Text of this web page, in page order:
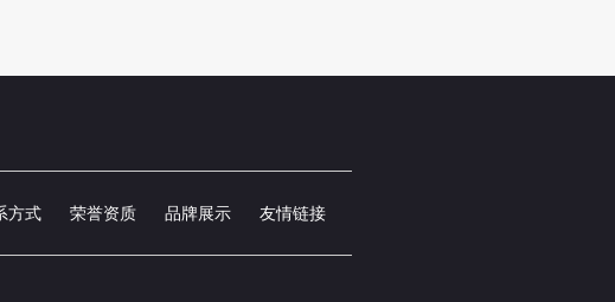
方式 荣誉资质 品牌展示 友情链接